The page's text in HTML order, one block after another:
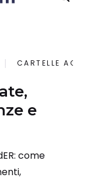
CARTELLE
e
come